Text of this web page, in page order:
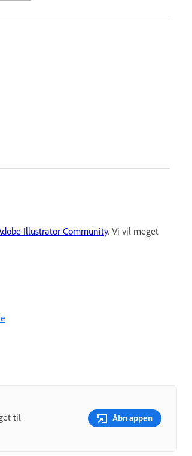
Illustrator Community. Vi vil meget
til
Åbn appen